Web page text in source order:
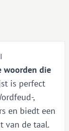
woorden die
is perfect
,
en biedt een
van de taal.